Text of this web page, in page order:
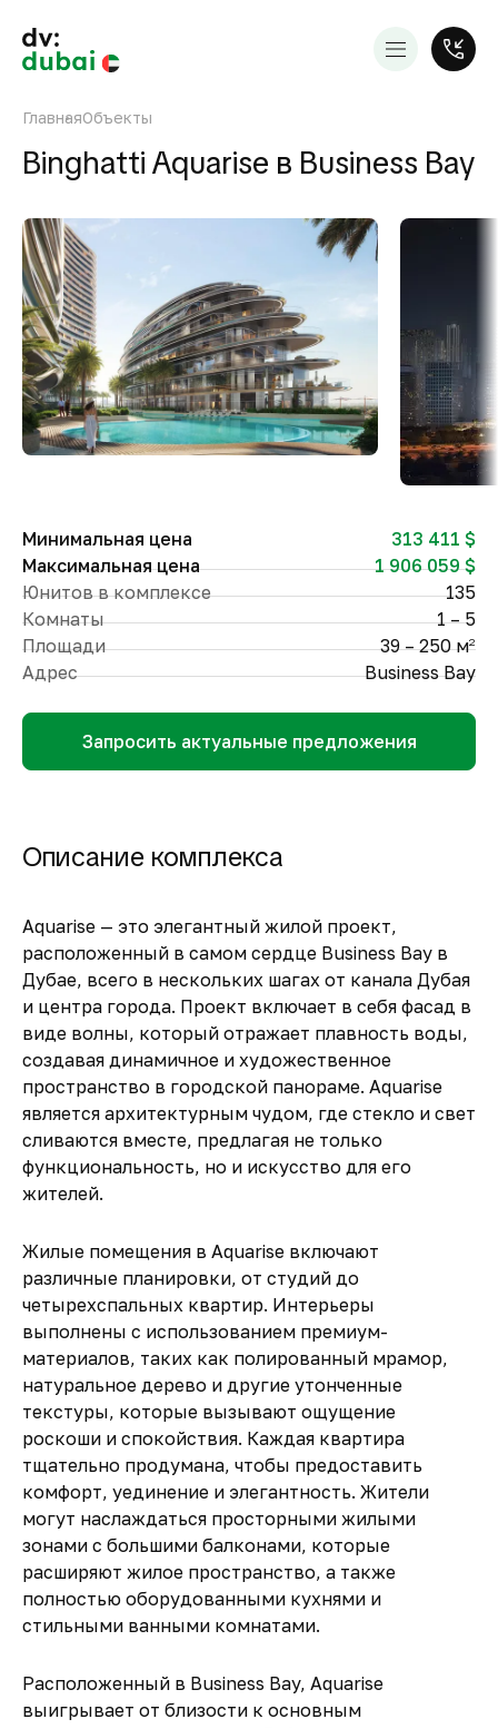
ГлавнаяОбъекты
Binghatti Aquarise в Business Bay
Минимальная цена
313 411 $
Максимальная цена
1 906 059 $
Юнитов в комплексе
135
Комнаты
1 – 5
Площади
39 – 250 м2
Адрес Business Bay
Запросить актуальные предложения
Описание комплекса
Aquarise — это элегантный жилой проект,
расположенный в самом сердце Business Bay в
Дубае, всего в нескольких шагах от канала Дубая
и центра города. Проект включает в себя фасад в
виде волны, который отражает плавность воды,
создавая динамичное и художественное
пространство в городской панораме. Aquarise
является архитектурным чудом, где стекло и свет
сливаются вместе, предлагая не только
функциональность, но и искусство для его
жителей.
Жилые помещения в Aquarise включают
различные планировки, от студий до
четырехспальных квартир. Интерьеры
выполнены с использованием премиум-
материалов, таких как полированный мрамор,
натуральное дерево и другие утонченные
текстуры, которые вызывают ощущение
роскоши и спокойствия. Каждая квартира
тщательно продумана, чтобы предоставить
комфорт, уединение и элегантность. Жители
могут наслаждаться просторными жилыми
зонами с большими балконами, которые
расширяют жилое пространство, а также
полностью оборудованными кухнями и
стильными ванными комнатами.
Расположенный в Business Bay, Aquarise
выигрывает от близости к основным